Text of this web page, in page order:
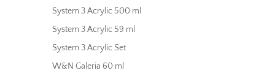
System 3 Acrylic 500 ml
System 3 Acrylic 59 ml
System 3 Acrylic Set
W&N Galeria 60 ml